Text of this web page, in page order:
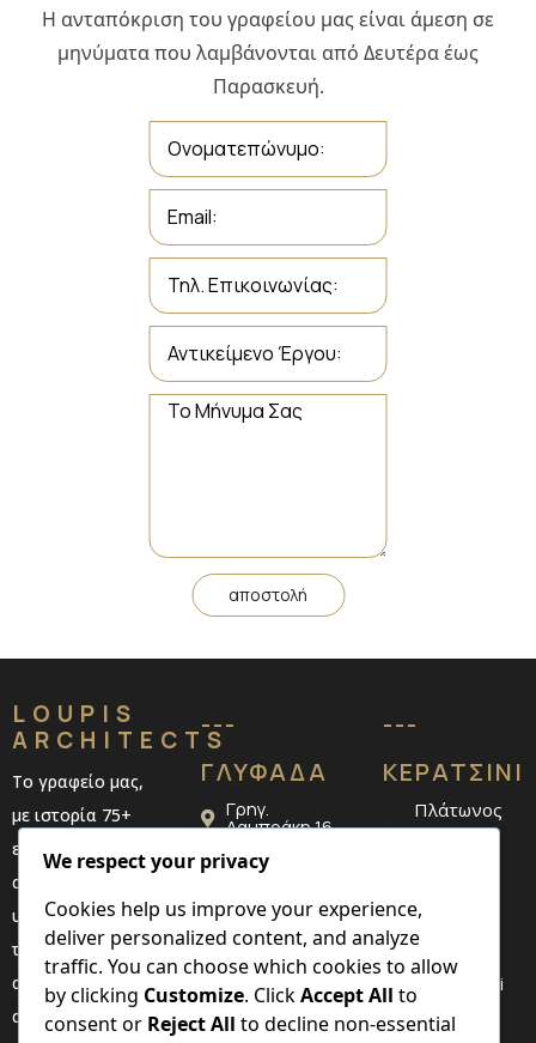
Η ανταπόκριση του γραφείου μας είναι άμεση σε
μηνύματα που λαμβάνονται από Δευτέρα έως
Παρασκευή.
αποστολή
LOUPIS
ARCHITECTS
Το γραφείο μας,
με ιστορία 75+
ετών,
αναλαμβάνει την
υλοποίηση κάθε
τεχνικού έργου,
από την
αρχιτεκτονική
---
ΓΛΥΦΑΔΑ
Γρηγ.
Λαμπράκη 16
210 89 46 911
---
ΚΕΡΑΤΣΙΝΙ
Πλάτωνος
52,
442
info@loupi
We respect your privacy
Cookies help us improve your experience,
deliver personalized content, and analyze
traffic. You can choose which cookies to allow
by clicking Customize. ClickAccept All to
consent or Reject All to decline non-essential